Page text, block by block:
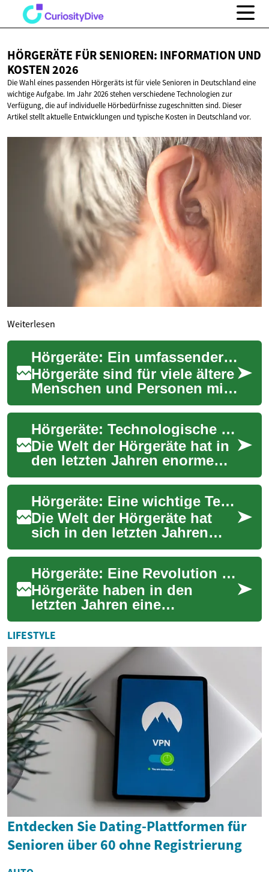
HÖRGERÄTE FÜR SENIOREN: INFORMATION UND
KOSTEN 2026
Die Wahl eines passenden Hörgeräts ist für viele Senioren in Deutschland eine
wichtige Aufgabe. Im Jahr 2026 stehen verschiedene Technologien zur
Verfügung, die auf individuelle Hörbedürfnisse zugeschnitten sind. Dieser
Artikel stellt aktuelle Entwicklungen und typische Kosten in Deutschland vor.
Weiterlesen
Hörgeräte: Ein umfassender Leitfaden für Senioren und Pflegebedürftige
Hörgeräte sind für viele ältere
Menschen und Personen mit
Hörproblemen zu einem
unverzichtbaren Hilfsmittel
geworden....
Hörgeräte: Technologische Fortschritte für Senioren und ältere Menschen
Die Welt der Hörgeräte hat in
den letzten Jahren enorme
Fortschritte gemacht. Für
Senioren und ältere
Menschen, die m...
Hörgeräte: Eine wichtige Technologie für Senioren und ältere Menschen
Die Welt der Hörgeräte hat
sich in den letzten Jahren
rasant weiterentwickelt. Für
Senioren und ältere
Menschen, die ...
Hörgeräte: Eine Revolution für Senioren und deren Lebensqualität
Hörgeräte haben in den
letzten Jahren eine
bemerkenswerte Entwicklung
durchlaufen und sind zu
einem unverzichtbaren H...
LIFESTYLE
Entdecken Sie Dating-Plattformen für
Senioren über 60 ohne Registrierung